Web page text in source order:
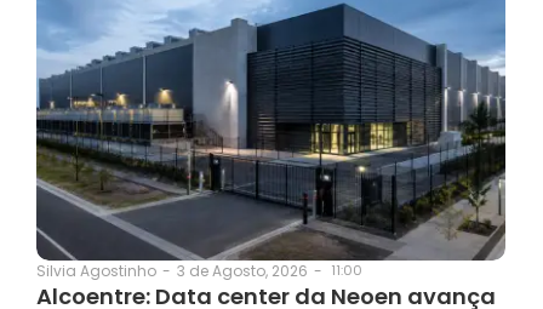
Silvia Agostinho - 3 de Agosto, 2026 - 11:00
Alcoentre: Data center da Neoen avança